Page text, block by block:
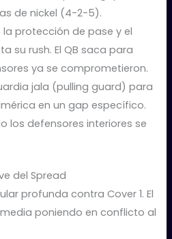
de nickel (4-2-5).
la protección de pase y el
su rush. El QB saca para
ya se comprometieron.
jala (pulling guard) para
en un gap específico.
los defensores interiores se
del Spread
profunda contra Cover 1. El
poniendo en conflicto al